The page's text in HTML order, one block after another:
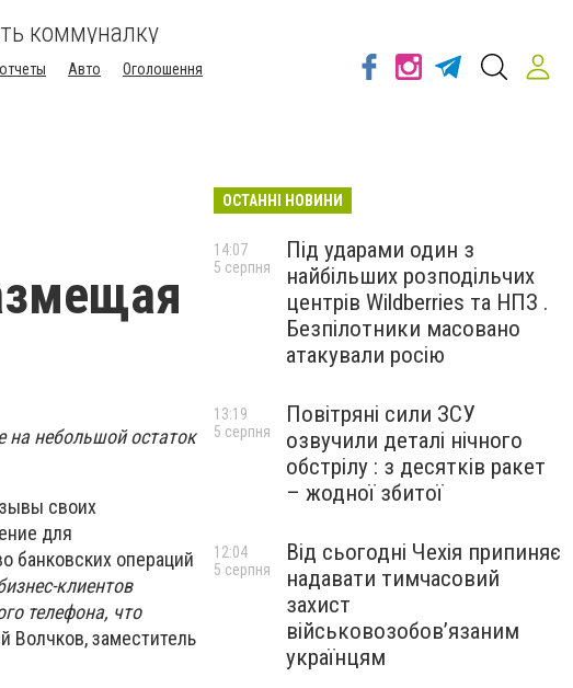
коммуналку
Авто
Оголошення
на небольшой остаток
своих
для
банковских операций
клиентов
телефона, что
Волчков, заместитель
ОСТАННІ НОВИНИ
Під ударами один з
найбільших розподільчих
центрів Wildberries та НПЗ .
Безпілотники масовано
атакували росію
14:07
5 серпня
Повітряні сили ЗСУ
озвучили деталі нічного
обстрілу : з десятків ракет
– жодної збитої
13:19
5 серпня
Від сьогодні Чехія припиняє
надавати тимчасовий
захист
військовозобов’язаним
українцям
12:04
5 серпня